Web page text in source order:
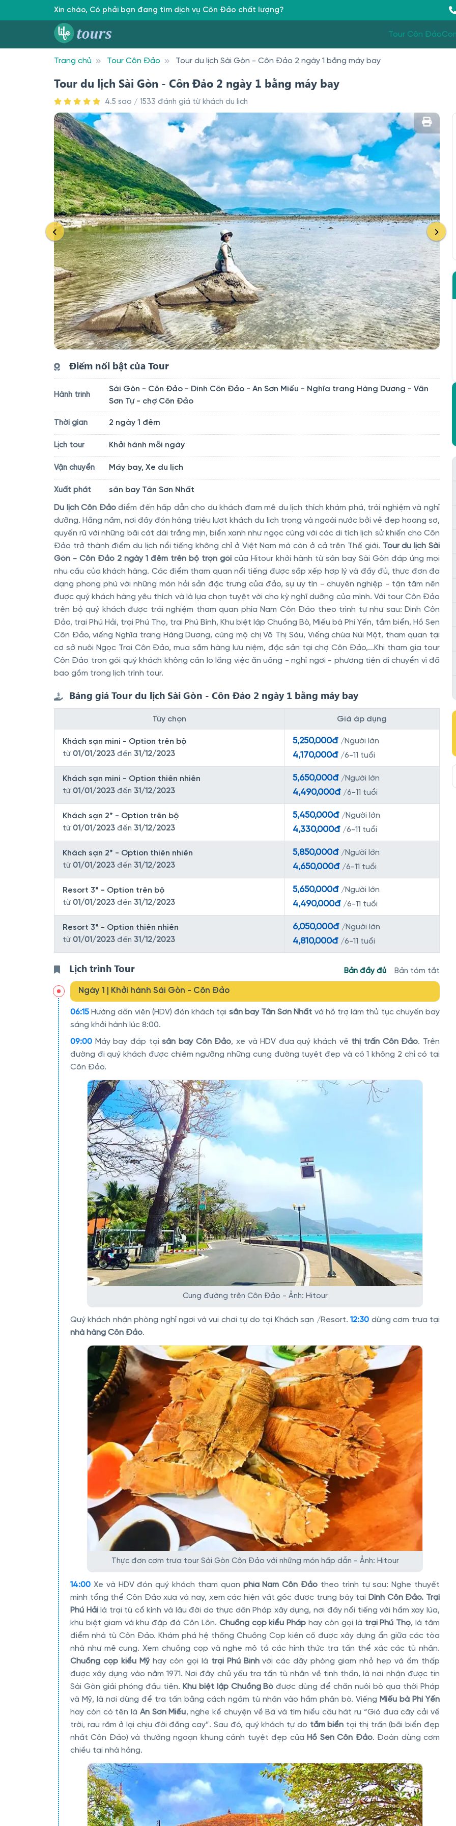
Xin chào, Có phải bạn đang tìm dịch vụ Côn Đảo chất lượng?
Tour Côn Đảo
Trang chủ Tour Côn Đảo Tour du lịch Sài Gòn - Côn Đảo 2 ngày 1 bằng máy bay
Tour du lịch Sài Gòn - Côn Đảo 2 ngày 1 bằng máy bay
4.5 sao / 1533 đánh giá từ khách du lịch
Điểm nổi bật của Tour
Hành trình
Sài Gòn - Côn Đảo - Dinh Côn Đảo - An Sơn Miếu - Nghĩa trang Hàng Dương - Vân
Sơn Tự - chợ Côn Đảo
Thời gian 2 ngày 1 đêm
Lịch tour Khởi hành mỗi ngày
Vận chuyển Máy bay, Xe du lịch
Xuất phát sân bay Tân Sơn Nhất
Du lịch Côn Đảođiểm đến hấp dẫn cho du khách đam mê du lịch thích khám phá, trải nghiệm và nghỉ
dưỡng. Hằng năm, nơi đây đón hàng triệu lượt khách du lịch trong và ngoài nước bởi vẻ đẹp hoang sơ,
quyến rũ với những bãi cát dài trắng mịn, biển xanh như ngọc cùng với các di tích lịch sử khiến cho Côn
Đảo trở thành điểm du lịch nổi tiếng không chỉ ở Việt Nam mà còn ở cả trên Thế giới. Tour du lịch Sài
Gòn - Côn Đảo 2 ngày 1 đêm trên bộ trọn gói của Hitour khởi hành từ sân bay Sài Gòn đáp ứng mọi
nhu cầu của khách hàng. Các điểm tham quan nổi tiếng được sắp xếp hợp lý và đầy đủ, thực đơn đa
dạng phong phú với những món hải sản đặc trưng của đảo, sự uy tín - chuyên nghiệp - tận tâm nên
được quý khách hàng yêu thích và là lựa chọn tuyệt vời cho kỳ nghĩ dưỡng của mình. Với tour Côn Đảo
trên bộ quý khách được trải nghiệm tham quan phía Nam Côn Đảo theo trình tự như sau: Dinh Côn
Đảo, trại Phú Hải, trại Phú Thọ, trại Phú Bình, Khu biệt lập Chuồng Bò, Miếu bà Phi Yến, tắm biển, Hồ Sen
Côn Đảo, viếng Nghĩa trang Hàng Dương, cúng mộ chị Võ Thị Sáu, Viếng chùa Núi Một, tham quan tại
cơ sở nuôi Ngọc Trai Côn Đảo, mua sắm hàng lưu niệm, đặc sản tại chợ Côn Đảo,...Khi tham gia tour
Côn Đảo trọn gói quý khách không cần lo lắng việc ăn uống - nghỉ ngơi - phương tiện di chuyển vì đã
bao gồm trong lịch trình tour.
Bảng giá Tour du lịch Sài Gòn - Côn Đảo 2 ngày 1 bằng máy bay
Tùy chọn Giá áp dụng
Khách sạn mini - Option trên bộ
từ 01/01/2023 đến 31/12/2023
5,250,000đ /Người lớn
4,170,000đ /6-11 tuổi
Khách sạn mini - Option thiên nhiên
từ 01/01/2023 đến 31/12/2023
5,650,000đ /Người lớn
4,490,000đ /6-11 tuổi
Khách sạn 2* - Option trên bộ
từ 01/01/2023 đến 31/12/2023
5,450,000đ /Người lớn
4,330,000đ /6-11 tuổi
Khách sạn 2* - Option thiên nhiên
từ 01/01/2023 đến 31/12/2023
5,850,000đ /Người lớn
4,650,000đ /6-11 tuổi
Resort 3* - Option trên bộ
từ 01/01/2023 đến 31/12/2023
5,650,000đ /Người lớn
4,490,000đ /6-11 tuổi
Resort 3* - Option thiên nhiên
từ 01/01/2023 đến 31/12/2023
6,050,000đ /Người lớn
4,810,000đ /6-11 tuổi
Lịch trình Tour Bản đầy đủ Bản tóm tắt
Ngày 1 | Khởi hành Sài Gòn - Côn Đảo
06:15 Hướng dẫn viên (HDV) đón khách tại sân bay Tân Sơn Nhất và hỗ trợ làm thủ tục chuyến bay
sáng khởi hành lúc 8:00.
09:00 Máy bay đáp tạisân bay Côn Đảo, xe và HDV đưa quý khách về thị trấn Côn Đảo. Trên
đường đi quý khách được chiêm ngưỡng những cung đường tuyệt đẹp và có 1 không 2 chỉ có tại
Côn Đảo.
Cung đường trên Côn Đảo - Ảnh: Hitour
Quý khách nhận phòng nghỉ ngơi và vui chơi tự do tại Khách sạn /Resort.12:30 dùng cơm trưa tại
nhà hàng Côn Đảo.
Thực đơn cơm trưa tour Sài Gòn Côn Đảo với những món hấp dẫn - Ảnh: Hitour
14:00 Xe và HDV đón quý khách tham quan phía Nam Côn Đảo theo trình tự sau: Nghe thuyết
minh tổng thể Côn Đảo xưa và nay, xem các hiện vật gốc được trưng bày tại Dinh Côn Đảo. Trại
Phú Hảilà trại tù cổ kính và lâu đời do thực dân Pháp xây dựng, nơi đây nổi tiếng với hầm xay lúa,
khu biệt giam và khu đập đá Côn Lôn. Chuồng cọp kiểu Pháp hay còn gọi là trại Phú Thọ, là tâm
điểm nhà tù Côn Đảo. Khám phá hệ thống Chuồng Cọp kiên cố được xây dựng ẩn giữa các tòa
nhà như mê cung. Xem chuồng cọp và nghe mô tả các hình thức tra tấn thể xác các tù nhân.
Chuồng cọp kiểu Mỹhay còn gọi là trại Phú Bìnhvới các dãy phòng giam nhỏ hẹp và ẩm thấp
được xây dựng vào năm 1971. Nơi đây chủ yếu tra tấn tù nhân về tinh thần, là nơi nhận được tin
Sài Gòn giải phóng đầu tiên. Khu biệt lập Chuồng Bò được dùng để chăn nuôi bò qua thời Pháp
và Mỹ, là nơi dùng để tra tấn bằng cách ngâm tù nhân vào hầm phân bò. Viếng Miếu bà Phi Yến
hay còn có tên là An Sơn Miếu, nghe kể chuyện về Bà và tìm hiểu câu hát ru “Gió đưa cây cải về
trời, rau răm ở lại chịu đời đắng cay”. Sau đó, quý khách tự do tắm biển tại thị trấn (bãi biển đẹp
nhất Côn Đảo) và thưởng ngoạn khung cảnh tuyệt đẹp của Hồ Sen Côn Đảo. Đoàn dùng cơm
chiều tại nhà hàng.